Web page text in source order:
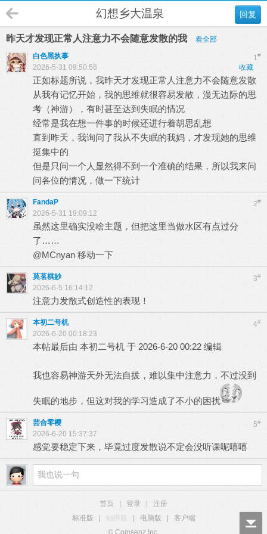
回复
幻想乡大温泉
昨天才发现正常人注意力不会随意发散的我 看全部
1#
白色黑执事
收藏
2026-5-31 09:50:58
正如标题所说，我昨天才发现正常人注意力不会随意发散
从我有记忆开始，我的思维就很容易发散，漫无边际的思
考（神游），有时甚至达到失眠的情况
经常是我在想一件事的时候还进行着胡思乱想
直到昨天，我询问了我从不失眠的我妈，才发现她的思维
挺集中的
但是只问一个人显然得不到一个准确的结果，所以我来问
问各位的情况，做一下统计
2#
FandaP
2026-5-31 19:09:12
虽然这里确实没啥主题，但把这里当做水区有点过分
了……
@MCnyan 移动一下
3#
莫茗棋妙
2026-6-5 16:14:12
注意力发散式创造性的表现！
4#
本初二号机
2026-6-20 00:18:23
本帖最后由 本初二号机 于 2026-6-20 00:22 编辑
我也容易神游天外无法自拔，难以集中注意力，不过没到
失眠的地步，但这对我的学习造成了不小的困扰
5#
芸合零樱
2026-6-20 15:37:37
感觉要稳定下来，毕竟过度发散说不定会没听课呢嘻嘻
首页 登录
注册
标准版
触屏版 电脑版
客户端
© Comsenz Inc.